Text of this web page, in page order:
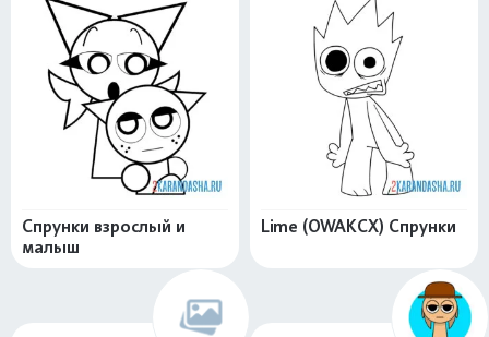
Спрунки взрослый и
малыш
Lime (OWAKCX) Спрунки